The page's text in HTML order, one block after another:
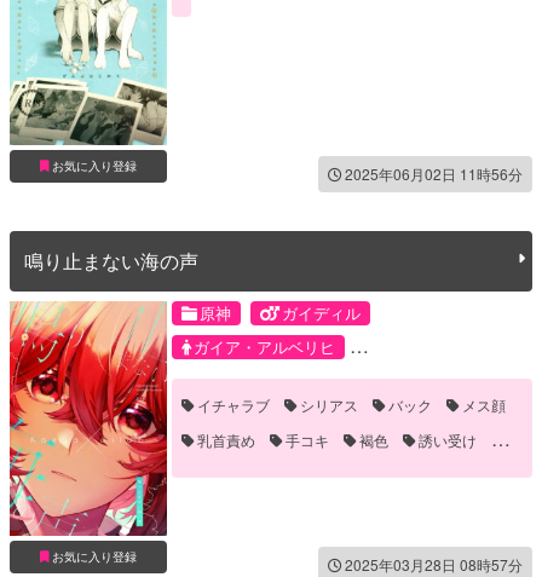
お気に入り登録 2025年06月02日 11時56分
鳴り止まない海の声
お気に入り登録
原神
ガイディル
ガイア・アルベリヒ
ディルック・ラグウィンド
イチャラブ シリアス バック
メス顔
乳首責め
手コキ 褐色
誘い受け
野外
青姦
2025年03月28日 08時57分